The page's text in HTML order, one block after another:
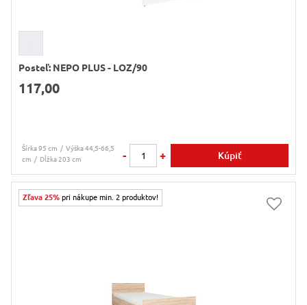
Posteľ: NEPO PLUS - LOZ/90
117,00
Šírka 95 cm
Výška 44,5-66,5
cm
Dĺžka 203 cm - + Kúpiť
Zľava 25% pri nákupe min. 2 produktov!